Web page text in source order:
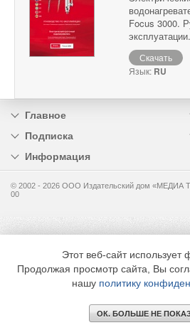
Focus 3000.
эксплуатации.
Скачать
Язык: RU
Главное
Подписка
Информация
© 2002 - 2026 OOO Издательский дом
00
Этот веб-сайт использует
Продолжая просмотр сайта, Вы
нашу политику
ОК. БОЛЬШЕ НЕ